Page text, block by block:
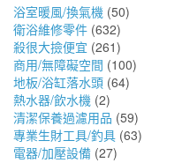
浴室暖風/換氣機 (50)
衛浴維修零件 (632)
殺很大撿便宜 (261)
商用/無障礙空間 (100)
地板/浴缸落水頭 (64)
熱水器/飲水機 (2)
清潔保養過濾用品 (59)
專業生財工具/釣具 (63)
電器/加壓設備 (27)